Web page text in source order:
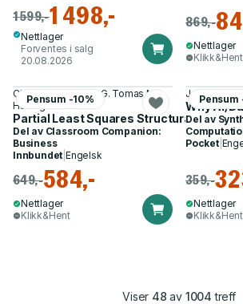
1 599,-1 498,-
Nettlager
Forventes i salg
20.08.2026
869,-
Nettlager
Klikk&Hent
Pensum -10%
Christian M. Ringle, G. Tomas M.
Hult og 4 andre
Partial Least Squares Structural
Del av Classroom Companion:
Business
Innbundet |Engelsk
649,-584,-
Nettlager
Klikk&Hent
Pensum
Joyce
Why AI/
Del av
Pocket|
359,-
Nettlager
Klikk&Hent
Viser 48 av 1004 treff